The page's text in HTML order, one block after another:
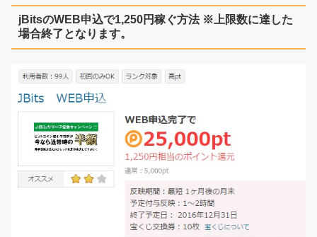
jBitsのWEB申込で1,250円稼ぐ方法 ※上限数に達した
場合終了となります。